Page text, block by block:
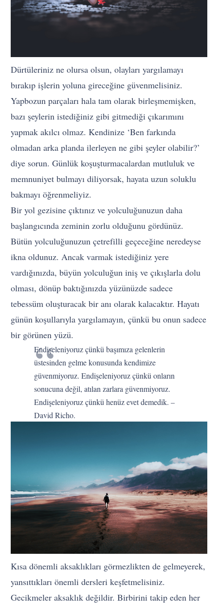
Dürtüleriniz ne olursa olsun, olayları yargılamayı
bırakıp işlerin yoluna gireceğine güvenmelisiniz.
Yapbozun parçaları hala tam olarak birleşmemişken,
bazı şeylerin istediğiniz gibi gitmediği çıkarımını
yapmak akılcı olmaz. Kendinize ‘Ben farkında
olmadan arka planda ilerleyen ne gibi şeyler olabilir?’
diye sorun. Günlük koşuşturmacalardan mutluluk ve
memnuniyet bulmayı diliyorsak, hayata uzun soluklu
bakmayı öğrenmeliyiz.
Bir yol gezisine çıktınız ve yolculuğunuzun daha
başlangıcında zeminin zorlu olduğunu gördünüz.
Bütün yolculuğunuzun çetrefilli geçeceğine neredeyse
ikna oldunuz. Ancak varmak istediğiniz yere
vardığınızda, büyün yolculuğun iniş ve çıkışlarla dolu
olması, dönüp baktığınızda yüzünüzde sadece
tebessüm oluşturacak bir anı olarak kalacaktır. Hayatı
günün koşullarıyla yargılamayın, çünkü bu onun sadece
bir görünen yüzü.
Endişeleniyoruz çünkü başımıza gelenlerin
üstesinden gelme konusunda kendimize
güvenmiyoruz. Endişeleniyoruz çünkü onların
sonucuna değil, atılan zarlara güvenmiyoruz.
Endişeleniyoruz çünkü henüz evet demedik. –
David Richo.
Kısa dönemli aksaklıkları görmezlikten de gelmeyerek,
yansıttıkları önemli dersleri keşfetmelisiniz.
Gecikmeler aksaklık değildir. Birbirini takip eden her